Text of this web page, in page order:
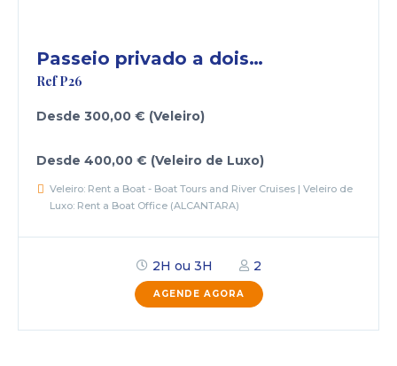
Passeio privado a dois…
Ref P26
Desde 300,00 € (Veleiro)
Desde 400,00 € (Veleiro de Luxo)
Veleiro: Rent a Boat - Boat Tours and River Cruises | Veleiro de
Luxo: Rent a Boat Office (ALCANTARA)
2H ou 3H 2
AGENDE AGORA